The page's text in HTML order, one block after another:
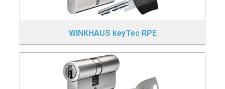
WINKHAUS keyTec RPE